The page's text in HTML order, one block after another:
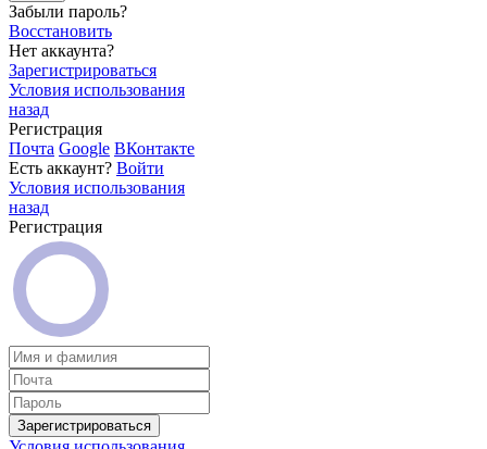
Забыли пароль?
Восстановить
Нет аккаунта?
Зарегистрироваться
Условия использования
назад
Регистрация
Почта Google ВКонтакте
Есть аккаунт? Войти
Условия использования
назад
Регистрация
Зарегистрироваться